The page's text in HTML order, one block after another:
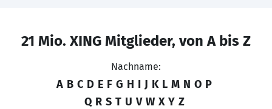
21 Mio. XING Mitglieder, von A bis Z
Nachname:
A B C D E F G H I J K L M N O P
Q R S T U V W X Y Z